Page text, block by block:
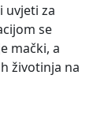
uvjeti za
se
mački, a
životinja na